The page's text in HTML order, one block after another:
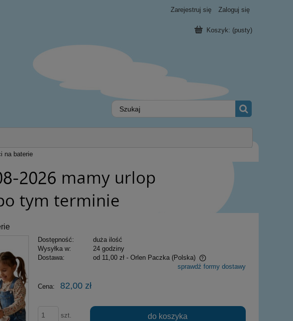
Zarejestruj się Zaloguj się
Koszyk: (pusty)
na baterie
Dostępność:
duża ilość
Wysyłka w:
24 godziny
Dostawa:
od 11,00 zł - Orlen Paczka (Polska)
płatności
sprawdź formy dostawy
Cena: 82,00 zł
szt. do koszyka